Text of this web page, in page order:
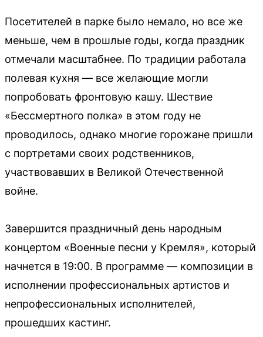
Посетителей в парке было немало, но все же
меньше, чем в прошлые годы, когда праздник
отмечали масштабнее. По традиции работала
полевая кухня — все желающие могли
попробовать фронтовую кашу. Шествие
«Бессмертного полка» в этом году не
проводилось, однако многие горожане пришли
с портретами своих родственников,
участвовавших в Великой Отечественной
войне.
Завершится праздничный день народным
концертом «Военные песни у Кремля», который
начнется в 19:00. В программе — композиции в
исполнении профессиональных артистов и
непрофессиональных исполнителей,
прошедших кастинг.